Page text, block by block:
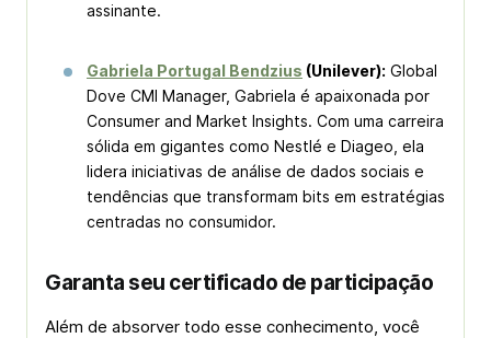
assinante.
Gabriela Portugal Bendzius (Unilever): Global
Dove CMI Manager, Gabriela é apaixonada por
Consumer and Market Insights. Com uma carreira
sólida em gigantes como Nestlé e Diageo, ela
lidera iniciativas de análise de dados sociais e
tendências que transformam bits em estratégias
centradas no consumidor.
Garanta seu certificado de participação
Além de absorver todo esse conhecimento, você